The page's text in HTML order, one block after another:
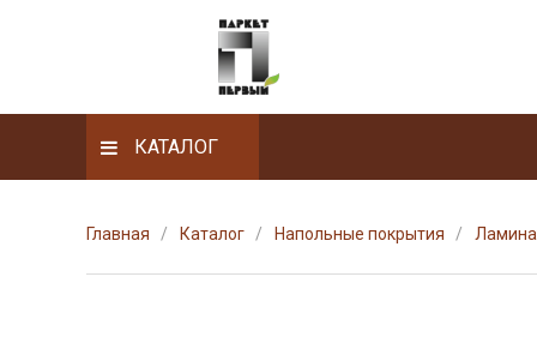
КАТАЛОГ
Главная Каталог Напольные покрытия